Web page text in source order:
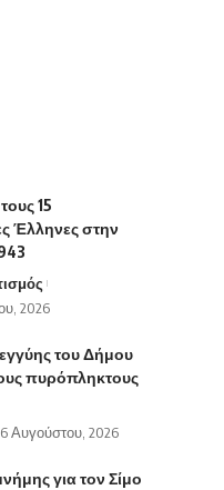
15
Έλληνες στην
2026
του Δήμου
πυρόπληκτους
Αυγούστου, 2026
για τον Σίμο